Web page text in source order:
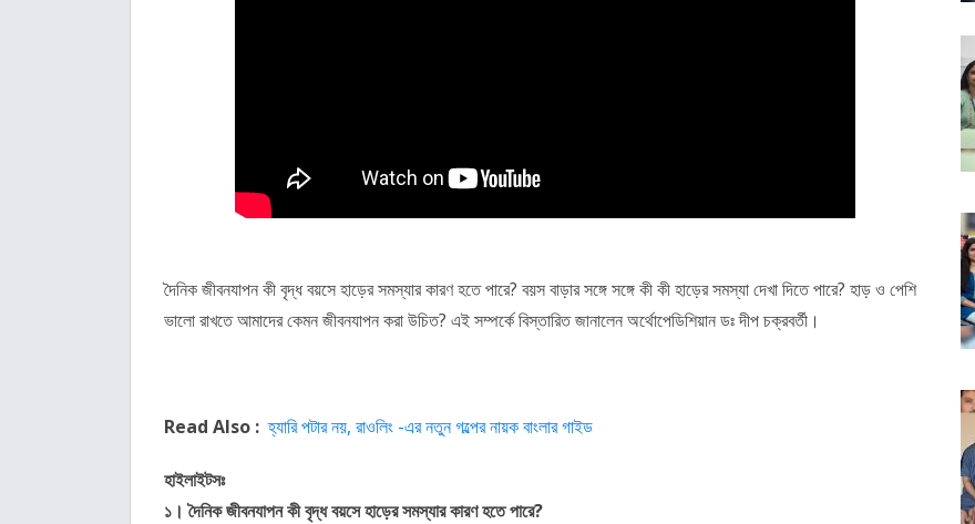
দৈনিক জীবনযাপন কী বৃদ্ধ বয়সে হাড়ের সমস্যার কারণ হতে পারে? বয়স বাড়ার সঙ্গে সঙ্গে কী কী হাড়ের সমস্যা দেখা দিতে পারে? হাড় ও পেশি
ভালো রাখতে আমাদের কেমন জীবনযাপন করা উচিত? এই সম্পর্কে বিস্তারিত জানালেন অর্থোপেডিশিয়ান ডঃ দীপ চক্রবর্তী।
Read Also : হ্যারি পটার নয়, রাওলিং -এর নতুন গল্পের নায়ক বাংলার গাইড
হাইলাইটসঃ
১। দৈনিক জীবনযাপন কী বৃদ্ধ বয়সে হাড়ের সমস্যার কারণ হতে পারে?